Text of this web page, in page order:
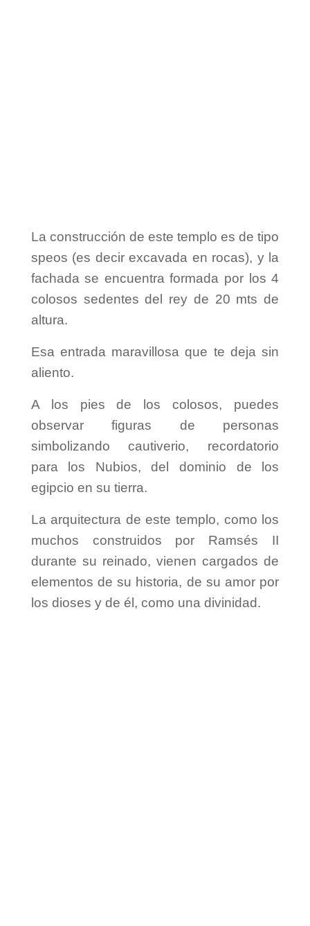
La construcción de este templo es de tipo
speos (es decir excavada en rocas), y la
fachada se encuentra formada por los 4
colosos sedentes del rey de 20 mts de
altura.
Esa entrada maravillosa que te deja sin
aliento.
A los pies de los colosos, puedes
observar figuras de personas
simbolizando cautiverio, recordatorio
para los Nubios, del dominio de los
egipcio en su tierra.
La arquitectura de este templo, como los
muchos construidos por Ramsés II
durante su reinado, vienen cargados de
elementos de su historia, de su amor por
los dioses y de él, como una divinidad.